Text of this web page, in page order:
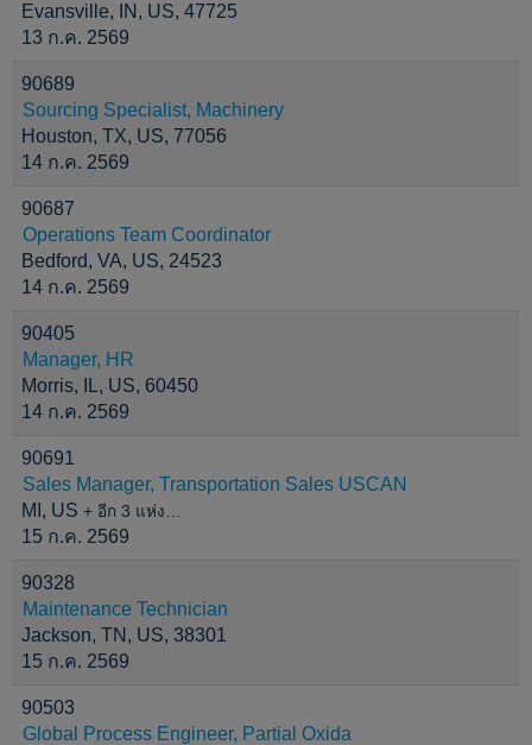
Evansville, IN, US, 47725
13 ก.ค. 2569
90689
Sourcing Specialist, Machinery
Houston, TX, US, 77056
14 ก.ค. 2569
90687
Operations Team Coordinator
Bedford, VA, US, 24523
14 ก.ค. 2569
90405
Manager, HR
Morris, IL, US, 60450
14 ก.ค. 2569
90691
Sales Manager, Transportation Sales USCAN
MI, US + อีก 3 แห่ง…
15 ก.ค. 2569
90328
Maintenance Technician
Jackson, TN, US, 38301
15 ก.ค. 2569
90503
Global Process Engineer, Partial Oxida